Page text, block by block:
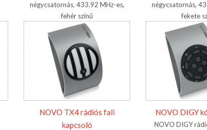
négycsatornás, 433.92 MHz-es,
fehér színű
négycsatornás,
fekete
NOVO TX4 rádiós fali
kapcsoló
NOVO DIGY
NOVO DIGY